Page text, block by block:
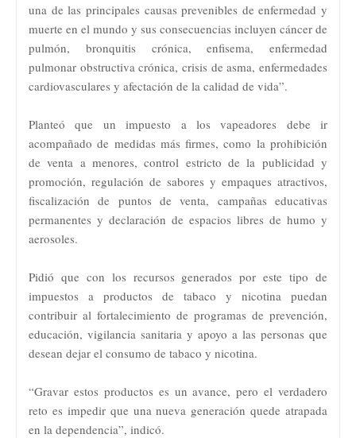
una de las principales causas prevenibles de enfermedad y
muerte en el mundo y sus consecuencias incluyen cáncer de
pulmón, bronquitis crónica, enfisema, enfermedad
pulmonar obstructiva crónica, crisis de asma, enfermedades
cardiovasculares y afectación de la calidad de vida”.
Planteó que un impuesto a los vapeadores debe ir
acompañado de medidas más firmes, como la prohibición
de venta a menores, control estricto de la publicidad y
promoción, regulación de sabores y empaques atractivos,
fiscalización de puntos de venta, campañas educativas
permanentes y declaración de espacios libres de humo y
aerosoles.
Pidió que con los recursos generados por este tipo de
impuestos a productos de tabaco y nicotina puedan
contribuir al fortalecimiento de programas de prevención,
educación, vigilancia sanitaria y apoyo a las personas que
desean dejar el consumo de tabaco y nicotina.
“Gravar estos productos es un avance, pero el verdadero
reto es impedir que una nueva generación quede atrapada
en la dependencia”, indicó.